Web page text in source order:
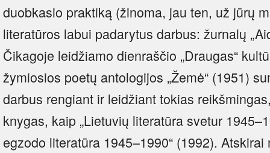
duobkasio praktiką (žinoma, jau ten, už jūrų
literatūros labui padarytus darbus: žurnalų
Čikagoje leidžiamo dienraščio „Draugas“
žymiosios poetų antologijos „Žemė“ (1951)
darbus rengiant ir leidžiant tokias
knygas, kaip „Lietuvių literatūra svetur
egzodo literatūra 1945–1990“ (1992).